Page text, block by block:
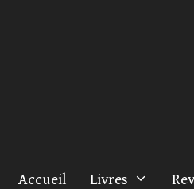
Accueil Livres